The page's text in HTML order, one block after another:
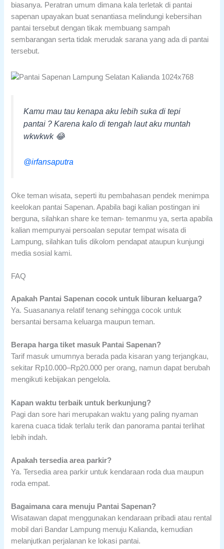
biasanya. Peratran umum dimana kala terletak di pantai
sapenan upayakan buat senantiasa melindungi kebersihan
pantai tersebut dengan tikak membuang sampah
sembarangan serta tidak merudak sarana yang ada di pantai
tersebut.
Kamu mau tau kenapa aku lebih suka di tepi
pantai ? Karena kalo di tengah laut aku muntah
wkwkwk 😂
@irfansaputra
Oke teman wisata, seperti itu pembahasan pendek menimpa
keelokan pantai Sapenan. Apabila bagi kalian postingan ini
berguna, silahkan share ke teman- temanmu ya, serta apabila
kalian mempunyai persoalan seputar tempat wisata di
Lampung, silahkan tulis dikolom pendapat ataupun kunjungi
media sosial kami.
FAQ
Apakah Pantai Sapenan cocok untuk liburan keluarga?
Ya. Suasananya relatif tenang sehingga cocok untuk
bersantai bersama keluarga maupun teman.
Berapa harga tiket masuk Pantai Sapenan?
Tarif masuk umumnya berada pada kisaran yang terjangkau,
sekitar Rp10.000–Rp20.000 per orang, namun dapat berubah
mengikuti kebijakan pengelola.
Kapan waktu terbaik untuk berkunjung?
Pagi dan sore hari merupakan waktu yang paling nyaman
karena cuaca tidak terlalu terik dan panorama pantai terlihat
lebih indah.
Apakah tersedia area parkir?
Ya. Tersedia area parkir untuk kendaraan roda dua maupun
roda empat.
Bagaimana cara menuju Pantai Sapenan?
Wisatawan dapat menggunakan kendaraan pribadi atau rental
mobil dari Bandar Lampung menuju Kalianda, kemudian
melanjutkan perjalanan ke lokasi pantai.